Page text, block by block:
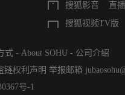
搜狐影音
直
搜狐视频TV版
式 - About SOHU - 公司介绍
链权利声明 举报邮箱
号-1